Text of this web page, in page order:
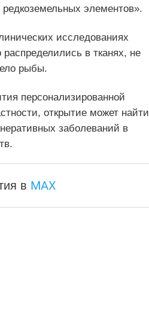
элементов».
исследованиях
в тканях, не
рыбы.
персонализированной
открытие может найти
заболеваний в
в MAX